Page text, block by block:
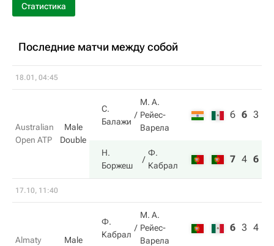
Статистика
Последние матчи между собой
18.01, 04:45
Australian
Open ATP
Male
Double
С.
Балажи
М. А.
Рейес-
Варела
6 6 3
Н.
Боржеш
Ф.
Кабрал
7 4 6
17.10, 11:40
Almaty
Male
Ф.
Кабрал
М. А.
Рейес-
Варела
6 3 4